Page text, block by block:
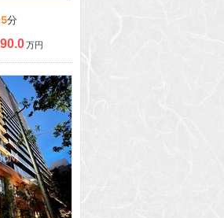
5分
万円
2